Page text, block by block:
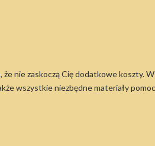
nie zaskoczą Cię dodatkowe koszty.
wszystkie niezbędne materiały